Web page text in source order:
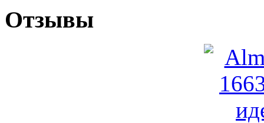
Отзывы